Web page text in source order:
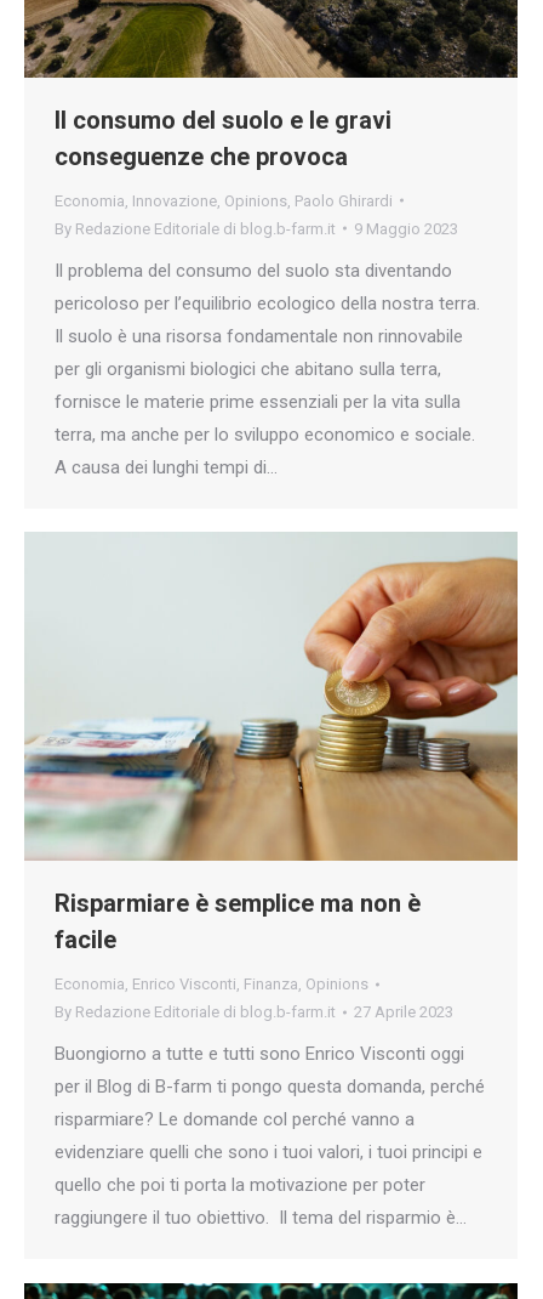
Il consumo del suolo e le gravi
conseguenze che provoca
Economia Innovazione Opinions Paolo Ghirardi
By Redazione Editoriale di blog.b-farm.it 9 Maggio 2023
Il problema del consumo del suolo sta diventando
pericoloso per l’equilibrio ecologico della nostra terra.
Il suolo è una risorsa fondamentale non rinnovabile
per gli organismi biologici che abitano sulla terra,
fornisce le materie prime essenziali per la vita sulla
terra, ma anche per lo sviluppo economico e sociale.
A causa dei lunghi tempi di…
Risparmiare è semplice ma non è
facile
Economia, Enrico Visconti, Finanza, Opinions
By Redazione Editoriale di blog.b-farm.it 27 Aprile 2023
Buongiorno a tutte e tutti sono Enrico Visconti oggi
per il Blog di B-farm ti pongo questa domanda, perché
risparmiare? Le domande col perché vanno a
evidenziare quelli che sono i tuoi valori, i tuoi principi e
quello che poi ti porta la motivazione per poter
raggiungere il tuo obiettivo. Il tema del risparmio è…